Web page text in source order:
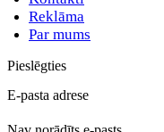
Reklāma
Par mums
Pieslēgties
E-pasta adrese